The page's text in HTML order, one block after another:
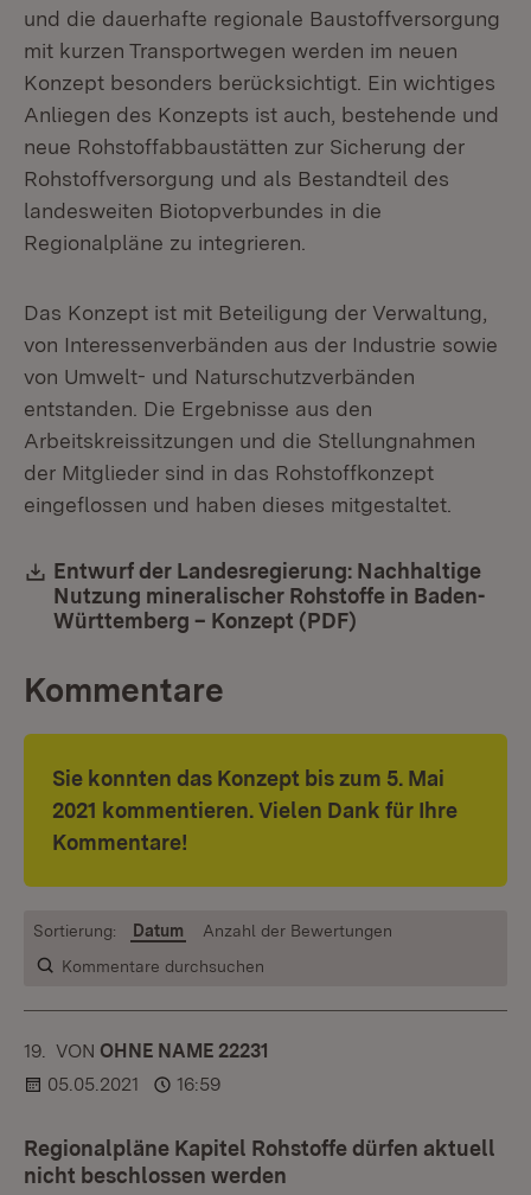
und die dauerhafte regionale Baustoffversorgung
mit kurzen Transportwegen werden im neuen
Konzept besonders berücksichtigt. Ein wichtiges
Anliegen des Konzepts ist auch, bestehende und
neue Rohstoffabbaustätten zur Sicherung der
Rohstoffversorgung und als Bestandteil des
landesweiten Biotopverbundes in die
Regionalpläne zu integrieren.
Das Konzept ist mit Beteiligung der Verwaltung,
von Interessenverbänden aus der Industrie sowie
von Umwelt- und Naturschutzverbänden
entstanden. Die Ergebnisse aus den
Arbeitskreissitzungen und die Stellungnahmen
der Mitglieder sind in das Rohstoffkonzept
eingeflossen und haben dieses mitgestaltet.
Download:
Entwurf der Landesregierung: Nachhaltige
Nutzung mineralischer Rohstoffe in Baden-
Württemberg – Konzept (PDF)
Kommentare
Sie konnten das Konzept bis zum 5. Mai
2021 kommentieren. Vielen Dank für Ihre
Kommentare!
Kommentare durchsuchen
Sortierung: Datum Anzahl der Bewertungen
19. KOMMENTAR
VON :OHNE NAME 22231
05.05.2021
16:59
Regionalpläne Kapitel Rohstoffe dürfen aktuell
nicht beschlossen werden